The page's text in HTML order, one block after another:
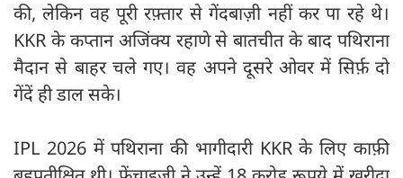
की, लेकिन वह पूरी रफ़्तार से गेंदबाज़ी नहीं कर पा रहे थे।
KKR के कप्तान अजिंक्य रहाणे से बातचीत के बाद पथिराना
मैदान से बाहर चले गए। वह अपने दूसरे ओवर में सिर्फ़ दो
गेंदें ही डाल सके।
IPL 2026 में पथिराना की भागीदारी KKR के लिए काफ़ी